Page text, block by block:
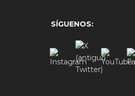
SÍGUENOS: